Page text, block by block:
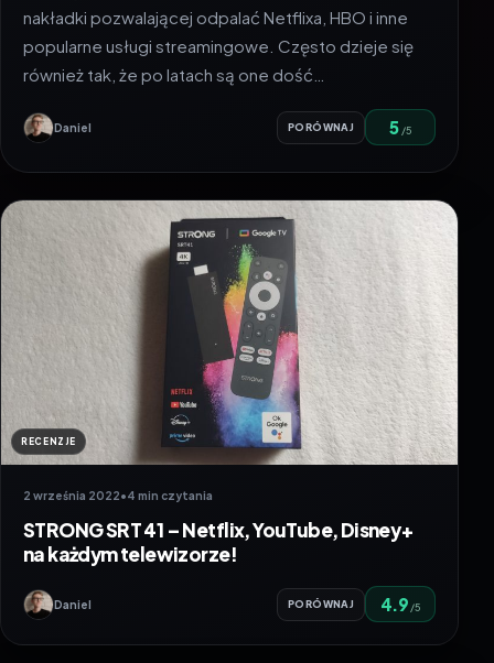
nakładki pozwalającej odpalać Netflixa, HBO i inne
popularne usługi streamingowe. Często dzieje się
również tak, że po latach są one dość…
Daniel PORÓWNAJ 5 /5
RECENZJE
2 września 2022•4 min czytania
STRONG SRT 41 – Netflix, YouTube, Disney+
na każdym telewizorze!
Daniel PORÓWNAJ 4.9 /5